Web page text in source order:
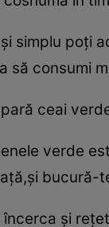
simplu poţi
să consumi
ceai
verde
bucură-
încerca şi